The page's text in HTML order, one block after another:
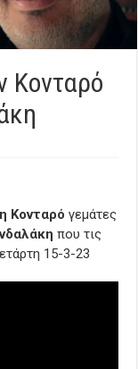
Κονταρό
Κονταρό γεμάτες
που τις
15-3-23